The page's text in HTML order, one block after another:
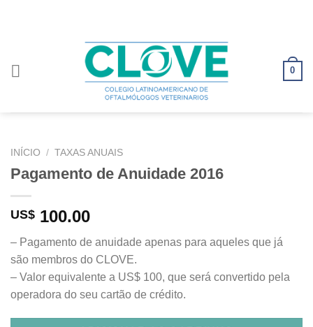
0
INÍCIO / TAXAS ANUAIS
Pagamento de Anuidade 2016
US$ 100.00
– Pagamento de anuidade apenas para aqueles que já
são membros do CLOVE.
– Valor equivalente a US$ 100, que será convertido pela
operadora do seu cartão de crédito.